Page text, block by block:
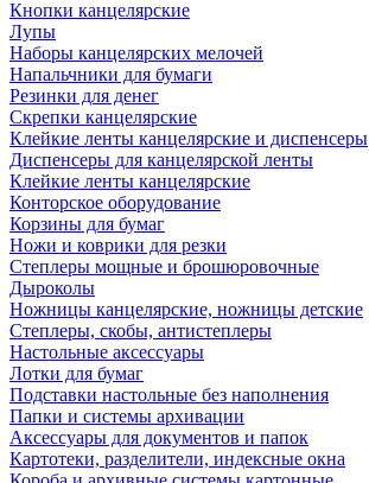
Кнопки канцелярские
Лупы
Наборы канцелярских мелочей
Напальчники для бумаги
Резинки для денег
Скрепки канцелярские
Клейкие ленты канцелярские и диспенсеры
Диспенсеры для канцелярской ленты
Клейкие ленты канцелярские
Конторское оборудование
Корзины для бумаг
Ножи и коврики для резки
Степлеры мощные и брошюровочные
Дыроколы
Ножницы канцелярские, ножницы детские
Степлеры, скобы, антистеплеры
Настольные аксессуары
Лотки для бумаг
Подставки настольные без наполнения
Папки и системы архивации
Аксессуары для документов и папок
Картотеки, разделители, индексные окна